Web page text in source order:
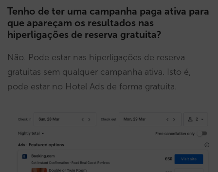
Tenho de ter uma campanha paga ativa para
que apareçam os resultados nas
hiperligações de reserva gratuita?
Não. Pode estar nas hiperligações de reserva
gratuitas sem qualquer campanha ativa. Isto é,
pode estar no Hotel Ads de forma gratuita.